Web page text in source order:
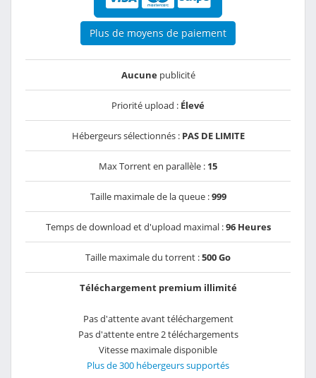
Plus de moyens de paiement
Aucunepublicité
Priorité upload : Élevé
Hébergeurs sélectionnés : PAS DE LIMITE
Max Torrent en parallèle : 15
Taille maximale de la queue :999
Temps de download et d'upload maximal :96 Heures
Taille maximale du torrent :500 Go
Téléchargement premium illimité
Pas d'attente avant téléchargement
Pas d'attente entre 2 téléchargements
Vitesse maximale disponible
Plus de 300 hébergeurs supportés